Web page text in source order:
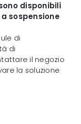
disponibili
sospensione
di
di
il negozio
la soluzione